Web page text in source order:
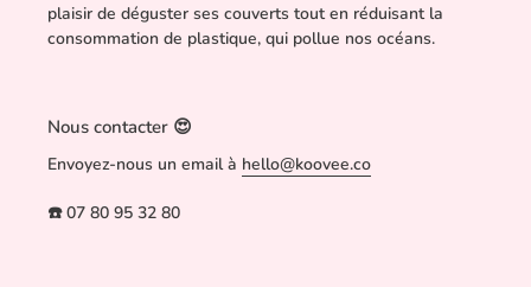
plaisir de déguster ses couverts tout en réduisant la
consommation de plastique, qui pollue nos océans.
Nous contacter 😍
Envoyez-nous un email à hello@koovee.co
☎️ 07 80 95 32 80